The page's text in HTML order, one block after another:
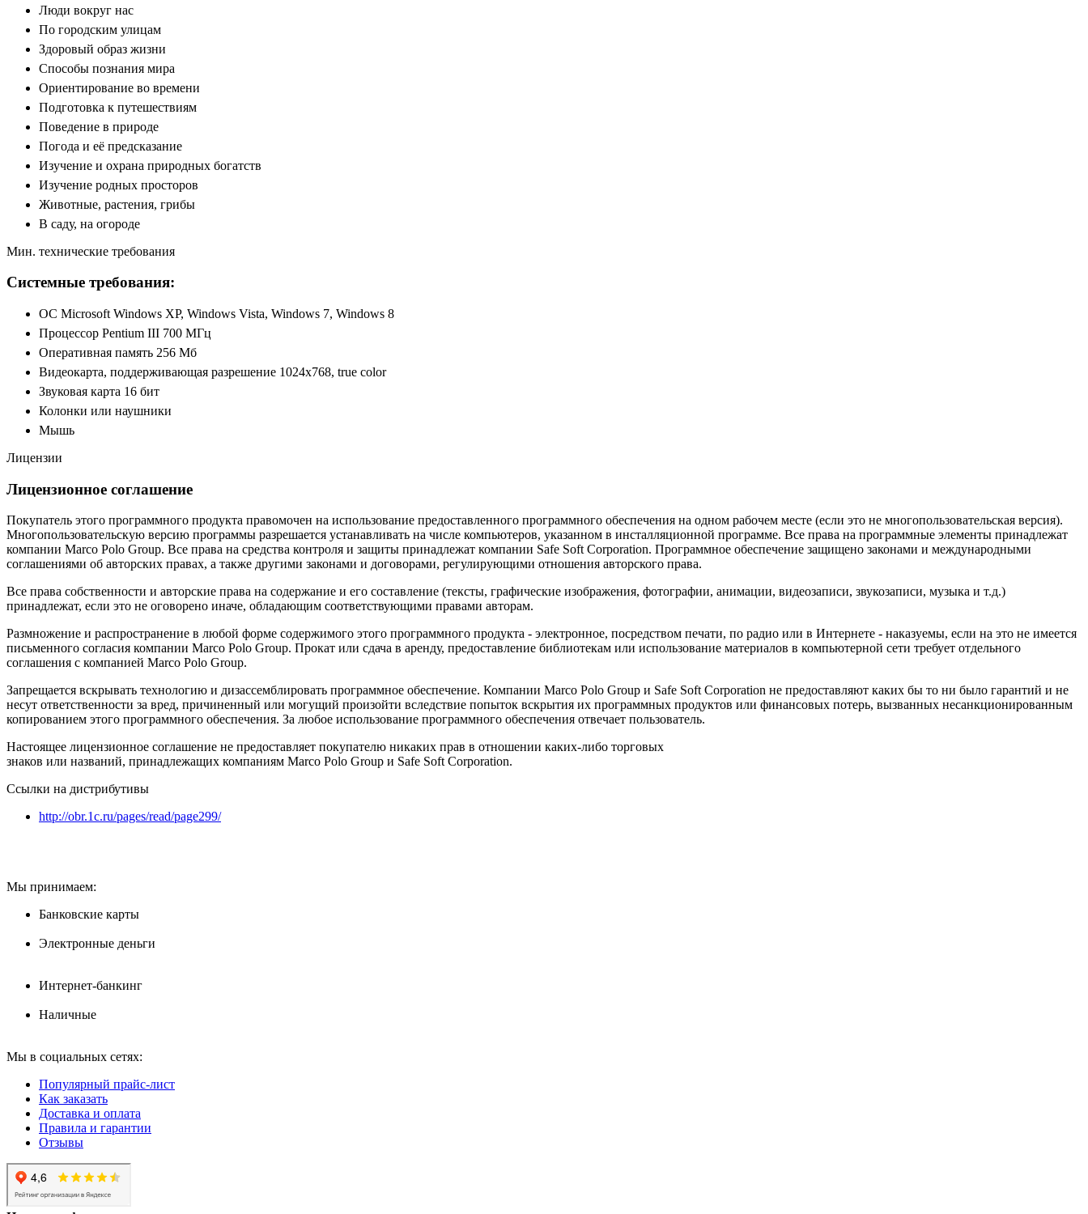
Люди вокруг нас
По городским улицам
Здоровый образ жизни
Способы познания мира
Ориентирование во времени
Подготовка к путешествиям
Поведение в природе
Погода и её предсказание
Изучение и охрана природных богатств
Изучение родных просторов
Животные, растения, грибы
В саду, на огороде
Мин. технические требования
Системные требования:
ОС Microsoft Windows XP, Windows Vista, Windows 7, Windows 8
Процессор Pentium III 700 МГц
Оперативная память 256 Мб
Видеокарта, поддерживающая разрешение 1024х768, true color
Звуковая карта 16 бит
Колонки или наушники
Мышь
Лицензии
Лицензионное соглашение
Покупатель этого программного продукта правомочен на использование предоставленного программного обеспечения на одном рабочем месте (если это не многопользовательская версия).
Многопользовательскую версию программы разрешается устанавливать на числе компьютеров, указанном в инсталляционной программе. Все права на программные элементы принадлежат
компании Marco Polo Group. Все права на средства контроля и защиты принадлежат компании Safe Soft Corporation. Программное обеспечение защищено законами и международными
соглашениями об авторских правах, а также другими законами и договорами, регулирующими отношения авторского права.
Все права собственности и авторские права на содержание и его составление (тексты, графические изображения, фотографии, анимации, видеозаписи, звукозаписи, музыка и т.д.)
принадлежат, если это не оговорено иначе, обладающим соответствующими правами авторам.
Размножение и распространение в любой форме содержимого этого программного продукта - электронное, посредством печати, по радио или в Интернете - наказуемы, если на это не имеется
письменного согласия компании Marco Polo Group. Прокат или сдача в аренду, предоставление библиотекам или использование материалов в компьютерной сети требует отдельного
соглашения с компанией Marco Polo Group.
Запрещается вскрывать технологию и дизассемблировать программное обеспечение. Компании Marco Polo Group и Safe Soft Corporation не предоставляют каких бы то ни было гарантий и не
несут ответственности за вред, причиненный или могущий произойти вследствие попыток вскрытия их программных продуктов или финансовых потерь, вызванных несанкционированным
копированием этого программного обеспечения. За любое использование программного обеспечения отвечает пользователь.
Настоящее лицензионное соглашение не предоставляет покупателю никаких прав в отношении каких-либо торговых
знаков или названий, принадлежащих компаниям Marco Polo Group и Safe Soft Corporation.
Ссылки на дистрибутивы
http://obr.1c.ru/pages/read/page299/
Мы принимаем:
Банковские карты
Электронные деньги
Интернет-банкинг
Наличные
Мы в социальных сетях:
Популярный прайс-лист
Как заказать
Доставка и оплата
Правила и гарантии
Отзывы